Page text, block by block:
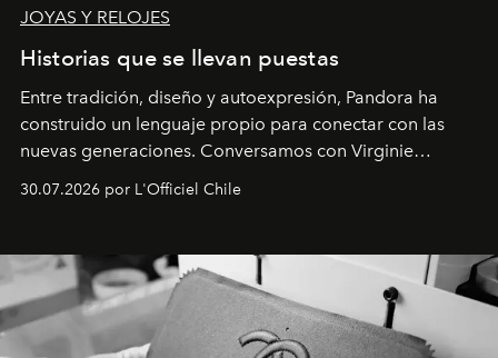
JOYAS Y RELOJES
Historias que se llevan puestas
Entre tradición, diseño y autoexpresión, Pandora ha
construido un lenguaje propio para conectar con las
nuevas generaciones. Conversamos con Virginie
Latinoamérica, sobre identidad, cultura y el valor
30.07.2026 por L'Officiel Chile